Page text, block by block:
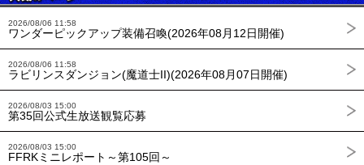
2026/08/06 11:58
ワンダーピックアップ装備召喚(2026年08月12日開催)
2026/08/06 11:58
ラビリンスダンジョン(魔道士II)(2026年08月07日開催)
2026/08/03 15:00
第35回公式生放送観覧応募
2026/08/03 15:00
FFRKミニレポート～第105回～